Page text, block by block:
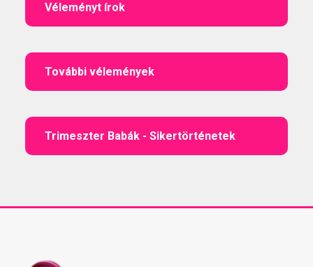
Véleményt írok
További vélemények
Trimeszter Babák - Sikertörténetek